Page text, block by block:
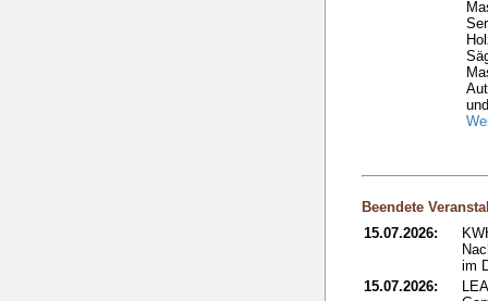
Beendete
15.07.2026:
im
15.07.2026: